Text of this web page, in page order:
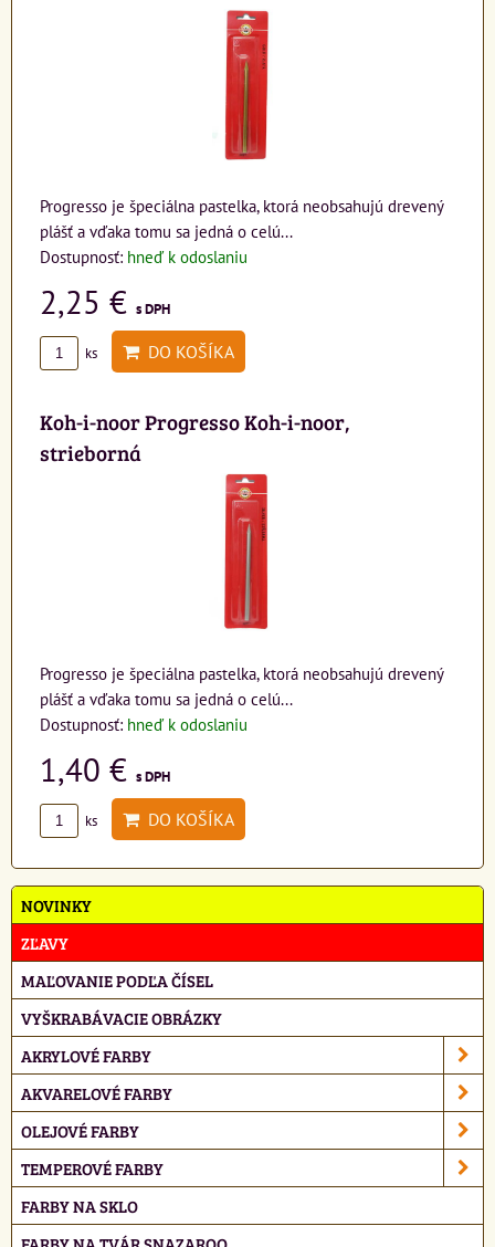
Progresso je špeciálna pastelka, ktorá neobsahujú drevený
plášť a vďaka tomu sa jedná o celú...
Dostupnosť: hneď k odoslaniu
2,25 € s DPH
ks DO KOŠÍKA
Koh-i-noor Progresso Koh-i-noor,
strieborná
Progresso je špeciálna pastelka, ktorá neobsahujú drevený
plášť a vďaka tomu sa jedná o celú...
Dostupnosť: hneď k odoslaniu
1,40 € s DPH
ks DO KOŠÍKA
NOVINKY
ZĽAVY
MAĽOVANIE PODĽA ČÍSEL
VYŠKRABÁVACIE OBRÁZKY
AKRYLOVÉ FARBY
AKVARELOVÉ FARBY
OLEJOVÉ FARBY
TEMPEROVÉ FARBY
FARBY NA SKLO